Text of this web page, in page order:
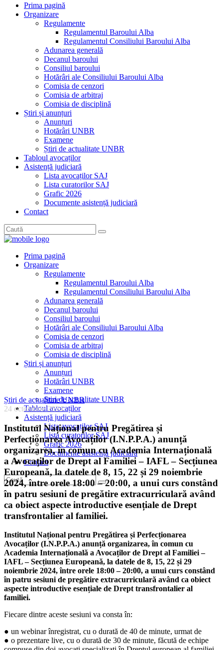
Prima pagină
Organizare
Regulamente
Regulamentul Baroului Alba
Regulamentul Consiliului Baroului Alba
Adunarea generală
Decanul baroului
Consiliul baroului
Hotărâri ale Consiliului Baroului Alba
Comisia de cenzori
Comisia de arbitraj
Comisia de disciplină
Știri și anunțuri
Anunțuri
Hotărâri UNBR
Examene
Știri de actualitate UNBR
Tabloul avocaților
Asistență judiciară
Lista avocaților SAJ
Lista curatorilor SAJ
Grafic 2026
Documente asistență judiciară
Contact
Prima pagină
Organizare
Regulamente
Regulamentul Baroului Alba
Regulamentul Consiliului Baroului Alba
Adunarea generală
Decanul baroului
Consiliul baroului
Hotărâri ale Consiliului Baroului Alba
Comisia de cenzori
Comisia de arbitraj
Comisia de disciplină
Știri și anunțuri
Anunțuri
Hotărâri UNBR
Examene
Știri de actualitate UNBR
Tabloul avocaților
Asistență judiciară
Lista avocaților SAJ
Lista curatorilor SAJ
Grafic 2026
Documente asistență judiciară
Contact
Știri de actualitate UNBR
24 octombrie 2024
Institutul Național pentru Pregătirea și
Perfecționarea Avocaților (I.N.P.P.A.) anunță
organizarea, în comun cu Academia Internațională
a Avocaților de Drept al Familiei – IAFL – Secțiunea
Europeană, la datele de 8, 15, 22 și 29 noiembrie
2024, între orele 18:00 – 20:00, a unui curs constând
în patru sesiuni de pregătire extracurriculară având
ca obiect aspecte introductive esențiale de Drept
transfrontalier al familiei.
Institutul Național pentru Pregătirea și Perfecționarea
Avocaților (I.N.P.P.A.) anunță organizarea, în comun cu
Academia Internațională a Avocaților de Drept al Familiei –
IAFL – Secțiunea Europeană, la datele de 8, 15, 22 și 29
noiembrie 2024, între orele 18:00 – 20:00, a unui curs constând
în patru sesiuni de pregătire extracurriculară având ca obiect
aspecte introductive esențiale de Drept transfrontalier al
familiei.
Fiecare dintre aceste sesiuni va consta în:
● un webinar înregistrat, cu o durată de 40 de minute, urmat de
● o prezentare live, cu o durată de 30 de minute, făcută de echipe